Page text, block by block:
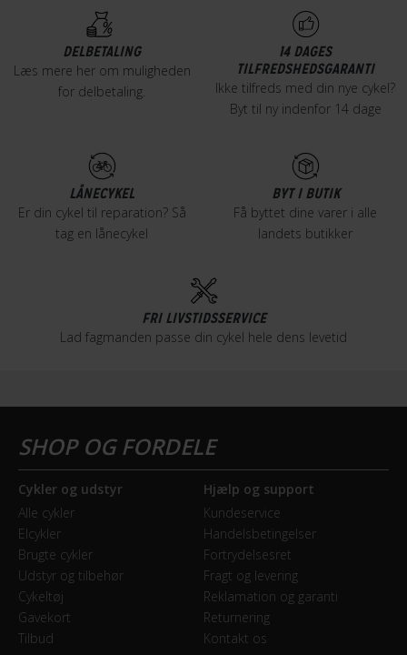
DELBETALING
Læs mere her om muligheden
for delbetaling.
14 DAGES
TILFREDSHEDSGARANTI
Ikke tilfreds med din nye cykel?
Byt til ny indenfor 14 dage
LÅNECYKEL
Er din cykel til reparation? Så
tag en lånecykel
BYT I BUTIK
Få byttet dine varer i alle
landets butikker
FRI LIVSTIDSSERVICE
Lad fagmanden passe din cykel hele dens levetid
Cykler og udstyr
Alle cykler
Elcykler
Brugte cykler
Udstyr og tilbehør
Cykeltøj
Gavekort
Tilbud
Hjælp og support
Kundeservice
Handelsbetingelser
Fortrydelsesret
Fragt og levering
Reklamation og garanti
Returnering
Kontakt os